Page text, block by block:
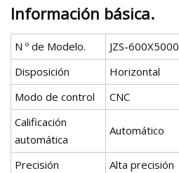
Información básica.
N º de Modelo.
JZS-600X5000
Disposición
Horizontal
Modo de control
CNC
Calificación
automática
Automático
Precisión
Alta precisión